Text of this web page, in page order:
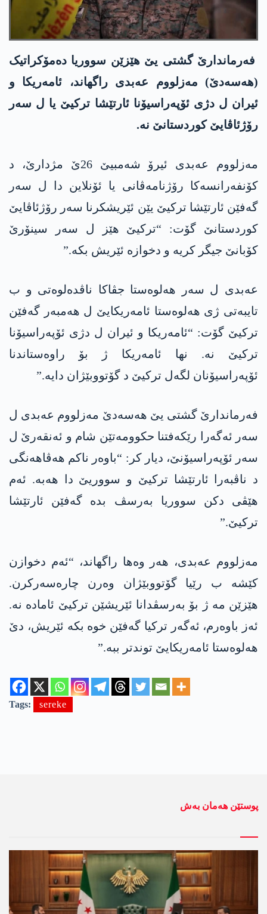
فەرماندارێ گشتی یێ ھێزێن سووریا دەمۆکراتیک
(ھەسەدێ) مەزلووم عەبدی راگھاند، ئامەریکا و
ئیران ل دژی ئۆپەراسیۆنا ئارتێشا ترکیێ یا ل سەر
رۆژئاڤایێ کوردستانێ نە.
مەزلووم عەبدی ئیرۆ شەمبیێ 26ێ مژدارێ، د
کۆنفەرانسەکا رۆژنامەڤانی یا ئۆنلاین دا ل سەر
گەفێن ئارتێشا ترکیێ یێن ئێریشکرنا سەر رۆژئاڤایێ
کوردستانێ گۆت: “ترکیێ ھێز ل سەر سینۆرێ
کۆبانێ جیگر کریە و دخوازە ئێریش بکە.”
عەبدی ل سەر ھەلوەستا جڤاکا ناڤدەلوەتی و ب
تایبەتی ژی ھەلوەستا ئامەریکایێ ل ھەمبەر گەفێن
ترکیێ گۆت: “ئامەریکا و ئیران ل دژی ئۆپەراسیۆنا
ترکیێ نە. نھا ئامەریکا ژ بۆ راوەستاندنا
ئۆپەراسیۆنان لگەل ترکیێ د گۆتووبێژان دایە.”
فەرماندارێ گشتی یێ ھەسەدێ مەزلووم عەبدی ل
سەر ئەگەرا رێکەفتنا حکوومەتێن شام و ئەنقەرێ ل
سەر ئۆپەراسیۆنێ، دیار کر: “باوەر ناکم ھەڤاھەنگی
د ناڤبەرا ئارتێشا ترکیێ و سووریێ دا ھەبە. ئەم
ھێڤی دکن سووریا بەرسڤ بدە گەفێن ئارتێشا
ترکیێ.”
مەزلووم عەبدی، هەر وەها راگهاند، “ئەم دخوازن
کێشە ب رێیا گۆتووبێژان وەرن چارەسەرکرن.
ھێزێن مە ژ بۆ بەرسڤدانا ئێریشێن ترکیێ ئامادە نە.
ئەز باوەرم، ئەگەر ترکیا گەفێن خوە بکە ئێریش، دێ
ھەلوەستا ئامەریکایێ توندتر ببە.”
Tags: sereke
پوستێن ھەمان بەش